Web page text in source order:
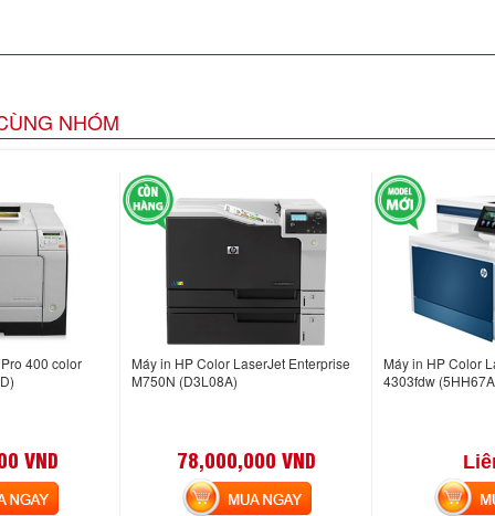
NHÓM
400 color
VND
Máy in HP Color LaserJet Enterprise
M750N (D3L08A)
78,000,000 VND
MUA NGAY
Máy in HP Color
4303fdw